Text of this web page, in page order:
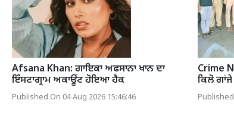
Afsana Khan: ਗਾਇਕਾ ਅਫਸਾਨਾ ਖਾਨ ਦਾ
ਇੰਸਟਾਗ੍ਰਾਮ ਅਕਾਊਂਟ ਹੋਇਆ ਹੈਕ
Published On 04 Aug 2026 15:46:46
Crime
ਕਿਲੋ
Published